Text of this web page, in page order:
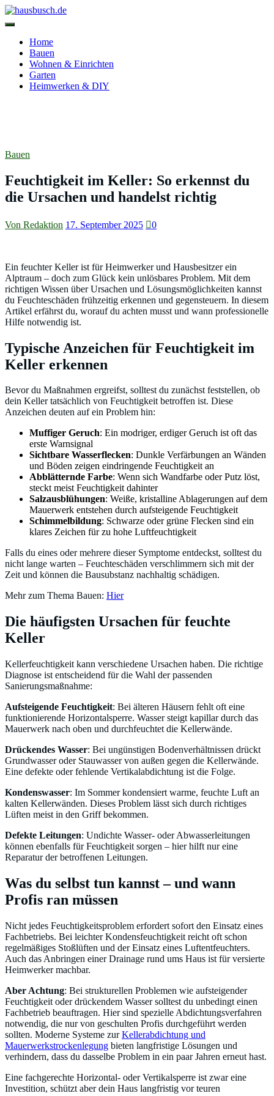
Zum
Inhalt
hausbusch.de
Home
Bauen
Wohnen & Einrichten
Garten
Heimwerken & DIY
Bauen
Feuchtigkeit im Keller: So erkennst du
die Ursachen und handelst richtig
Von Redaktion 17. September 2025 0
Ein feuchter Keller ist für Heimwerker und Hausbesitzer ein
Alptraum – doch zum Glück kein unlösbares Problem. Mit dem
richtigen Wissen über Ursachen und Lösungsmöglichkeiten kannst
du Feuchteschäden frühzeitig erkennen und gegensteuern. In diesem
Artikel erfährst du, worauf du achten musst und wann professionelle
Hilfe notwendig ist.
Typische Anzeichen für Feuchtigkeit im
Keller erkennen
Bevor du Maßnahmen ergreifst, solltest du zunächst feststellen, ob
dein Keller tatsächlich von Feuchtigkeit betroffen ist. Diese
Anzeichen deuten auf ein Problem hin:
Muffiger Geruch: Ein modriger, erdiger Geruch ist oft das
erste Warnsignal
Sichtbare Wasserflecken: Dunkle Verfärbungen an Wänden
und Böden zeigen eindringende Feuchtigkeit an
Abblätternde Farbe: Wenn sich Wandfarbe oder Putz löst,
steckt meist Feuchtigkeit dahinter
Salzausblühungen: Weiße, kristalline Ablagerungen auf dem
Mauerwerk entstehen durch aufsteigende Feuchtigkeit
Schimmelbildung: Schwarze oder grüne Flecken sind ein
klares Zeichen für zu hohe Luftfeuchtigkeit
Falls du eines oder mehrere dieser Symptome entdeckst, solltest du
nicht lange warten – Feuchteschäden verschlimmern sich mit der
Zeit und können die Bausubstanz nachhaltig schädigen.
Mehr zum Thema Bauen: Hier
Die häufigsten Ursachen für feuchte
Keller
Kellerfeuchtigkeit kann verschiedene Ursachen haben. Die richtige
Diagnose ist entscheidend für die Wahl der passenden
Sanierungsmaßnahme:
Aufsteigende Feuchtigkeit: Bei älteren Häusern fehlt oft eine
funktionierende Horizontalsperre. Wasser steigt kapillar durch das
Mauerwerk nach oben und durchfeuchtet die Kellerwände.
Drückendes Wasser: Bei ungünstigen Bodenverhältnissen drückt
Grundwasser oder Stauwasser von außen gegen die Kellerwände.
Eine defekte oder fehlende Vertikalabdichtung ist die Folge.
Kondenswasser: Im Sommer kondensiert warme, feuchte Luft an
kalten Kellerwänden. Dieses Problem lässt sich durch richtiges
Lüften meist in den Griff bekommen.
Defekte Leitungen: Undichte Wasser- oder Abwasserleitungen
können ebenfalls für Feuchtigkeit sorgen – hier hilft nur eine
Reparatur der betroffenen Leitungen.
Was du selbst tun kannst – und wann
Profis ran müssen
Nicht jedes Feuchtigkeitsproblem erfordert sofort den Einsatz eines
Fachbetriebs. Bei leichter Kondensfeuchtigkeit reicht oft schon
regelmäßiges Stoßlüften und der Einsatz eines Luftentfeuchters.
Auch das Anbringen einer Drainage rund ums Haus ist für versierte
Heimwerker machbar.
Aber Achtung: Bei strukturellen Problemen wie aufsteigender
Feuchtigkeit oder drückendem Wasser solltest du unbedingt einen
Fachbetrieb beauftragen. Hier sind spezielle Abdichtungsverfahren
notwendig, die nur von geschulten Profis durchgeführt werden
sollten. Moderne Systeme zurKellerabdichtung und
Mauerwerkstrockenlegung bieten langfristige Lösungen und
verhindern, dass du dasselbe Problem in ein paar Jahren erneut hast.
Eine fachgerechte Horizontal- oder Vertikalsperre ist zwar eine
Investition, schützt aber dein Haus langfristig vor teuren